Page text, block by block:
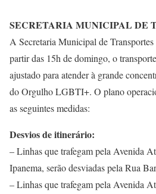
SECRETARIA MUNICIPAL DE
A Secretaria Municipal de
partir das 15h de domingo, o
ajustado para atender à grande
do Orgulho LGBTI+. O plano
as seguintes medidas:
Desvios de itinerário:
– Linhas que trafegam pela Avenida
Ipanema, serão desviadas pela Rua
– Linhas que trafegam pela Avenida